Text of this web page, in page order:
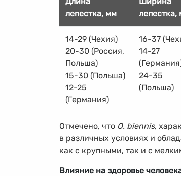
лепестка, мм
лепестка,
14-29 (Чехия)
20-30 (Россия,
Польша)
15-30 (Польша)
12-25
(Германия)
16-37
14-27
24-35
(Польша)
Отмечено, что O. biennis,
в различных условиях и
как с крупными, так и с
Влияние на здоровье